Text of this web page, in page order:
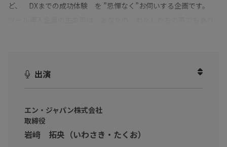
ど、 DXまでの成功体験 を ”忌憚なく”お伺いする企画です。
《学び》「なるほど、こうやって浸透させればいいのか」
今回は、 弁護士監修の電子契約サービス「クラウドサイン」
を利用している エン・ジャパン株式会社様 にインタビューさ
出演
エン・ジャパン株式会社
取締役
岩﨑 拓央（いわさき・たくお）